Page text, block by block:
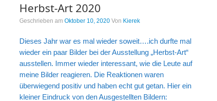
Herbst-Art 2020
Geschrieben am Oktober 10, 2020 Von Kierek
Dieses Jahr war es mal wieder soweit….ich durfte mal
wieder ein paar Bilder bei der Ausstellung „Herbst-Art“
ausstellen. Immer wieder interessant, wie die Leute auf
meine Bilder reagieren. Die Reaktionen waren
überwiegend positiv und haben echt gut getan. Hier ein
kleiner Eindruck von den Ausgestellten Bildern: